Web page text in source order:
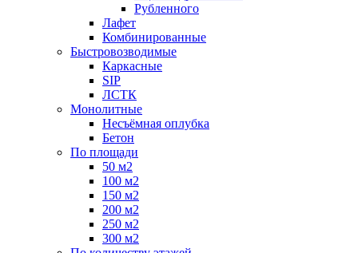
Рубленного
Лафет
Комбинированные
Быстровозводимые
Каркасные
SIP
ЛСТК
Монолитные
Несъёмная оплубка
Бетон
По площади
50 м2
100 м2
150 м2
200 м2
250 м2
300 м2